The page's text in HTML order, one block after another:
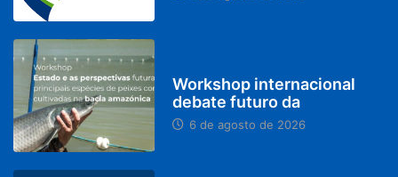
Workshop internacional
debate futuro da
6 de agosto de 2026